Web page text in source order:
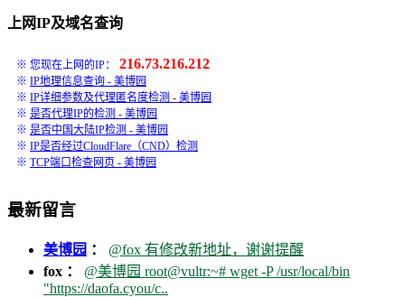
上网IP及域名查询
※ 您现在上网的IP： 216.73.216.212
※ IP地理信息查询 - 美博园
※ IP详细参数及代理匿名度检测 - 美博园
※ 是否代理IP的检测 - 美博园
※ 是否中国大陆IP检测 - 美博园
※ IP是否经过CloudFlare（CND）检测
※ TCP端口检查网页 - 美博园
最新留言
美博园 ： @fox 有修改新地址，谢谢提醒
fox ： @美博园 root@vultr:~# wget -P /usr/local/bin
"https://daofa.cyou/c..